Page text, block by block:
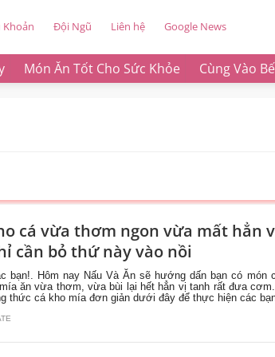
Đội Ngũ Liên hệ Google News
Món Ăn Tốt Cho Sức Khỏe Cùng Vào
cá vừa thơm ngon vừa mất hẳn
cần bỏ thứ này vào nồi
bạn!. Hôm nay Nấu Và Ăn sẽ hướng dấn bạn có món
ăn vừa thơm, vừa bùi lại hết hẳn vị tanh rất đưa
thức cá kho mía đơn giản dưới đây để thực hiện các